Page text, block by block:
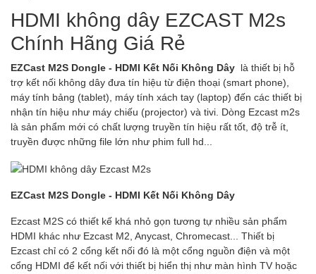
HDMI không dây EZCAST M2s
Chính Hãng Giá Rẻ
EZCast M2S Dongle - HDMI Kết Nối Không Dây là thiết bị hỗ
trợ kết nối không dây đưa tín hiệu từ điện thoại (smart phone),
máy tính bảng (tablet), máy tính xách tay (laptop) đến các thiết bị
nhận tín hiệu như máy chiếu (projector) và tivi. Dòng Ezcast m2s
là sản phẩm mới có chất lượng truyền tín hiệu rất tốt, độ trễ ít,
truyền được những file lớn như phim full hd...
EZCast M2S Dongle - HDMI Kết Nối Không Dây
Ezcast M2S có thiết kế khá nhỏ gọn tương tự nhiều sản phẩm
HDMI khác như Ezcast M2, Anycast, Chromecast... Thiết bị
Ezcast chỉ có 2 cổng kết nối đó là một cổng nguồn điện và một
cổng HDMI để kết nối với thiết bị hiển thị như màn hình TV hoặc